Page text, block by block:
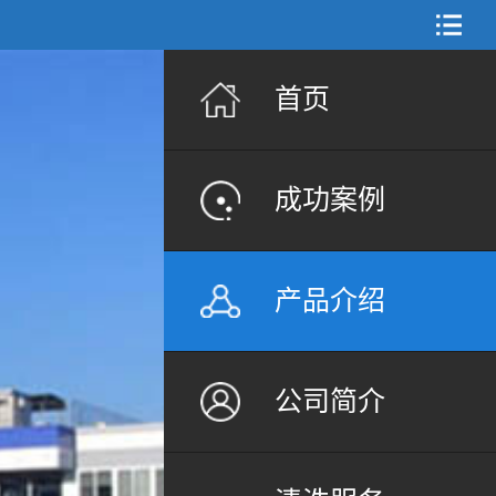
首页
成功案例
产品介绍
公司简介